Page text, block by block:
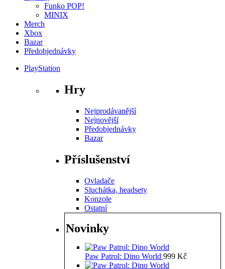
Funko POP!
MINIX
Merch
Xbox
Bazar
Předobjednávky
PlayStation
Hry
Nejprodávanější
Nejnovější
Předobjednávky
Bazar
Příslušenství
Ovladače
Sluchátka, headsety
Konzole
Ostatní
Novinky
Paw Patrol: Dino World 999 Kč